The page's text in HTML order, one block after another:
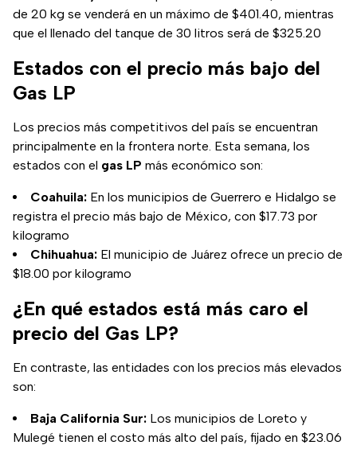
de 20 kg se venderá en un máximo de $401.40, mientras
que el llenado del tanque de 30 litros será de $325.20
Estados con el precio más bajo del
Gas LP
Los precios más competitivos del país se encuentran
principalmente en la frontera norte. Esta semana, los
estados con el gas LP más económico son:
Coahuila: En los municipios de Guerrero e Hidalgo se
registra el precio más bajo de México, con $17.73 por
kilogramo
Chihuahua: El municipio de Juárez ofrece un precio de
$18.00 por kilogramo
¿En qué estados está más caro el
precio del Gas LP?
En contraste, las entidades con los precios más elevados
son:
Baja California Sur: Los municipios de Loreto y
Mulegé tienen el costo más alto del país, fijado en $23.06